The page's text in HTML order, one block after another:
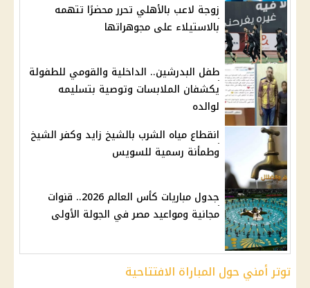
زوجة لاعب بالأهلي تحرر محضرًا تتهمه
بالاستيلاء على مجوهراتها
طفل البدرشين.. الداخلية والقومي للطفولة
يكشفان الملابسات وتوصية بتسليمه
لوالده
انقطاع مياه الشرب بالشيخ زايد وكفر الشيخ
وطمأنة رسمية للسويس
جدول مباريات كأس العالم 2026.. قنوات
مجانية ومواعيد مصر في الجولة الأولى
توتر أمني حول المباراة الافتتاحية